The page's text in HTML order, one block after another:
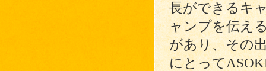
長ができるキ
ャンプを伝え
があり、その
にとって